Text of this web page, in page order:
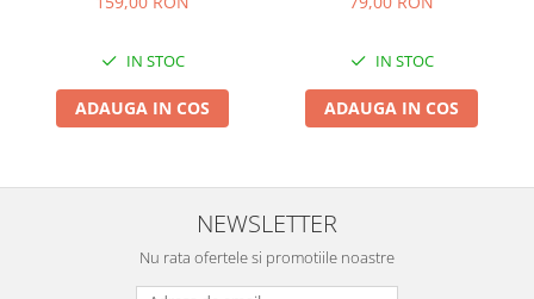
LCD
IN STOC
ADAUGA IN COS
IN STOC
ADAUGA IN COS
NEWSLETTER
Nu rata ofertele si promotiile noastre